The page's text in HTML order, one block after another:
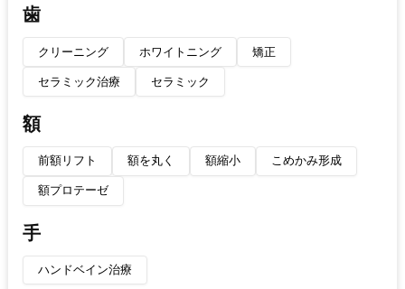
歯
クリーニング ホワイトニング 矯正
セラミック治療 セラミック
額
前額リフト 額を丸く 額縮小 こめかみ形成
額プロテーゼ
手
ハンドベイン治療